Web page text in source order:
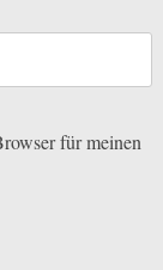
für meinen